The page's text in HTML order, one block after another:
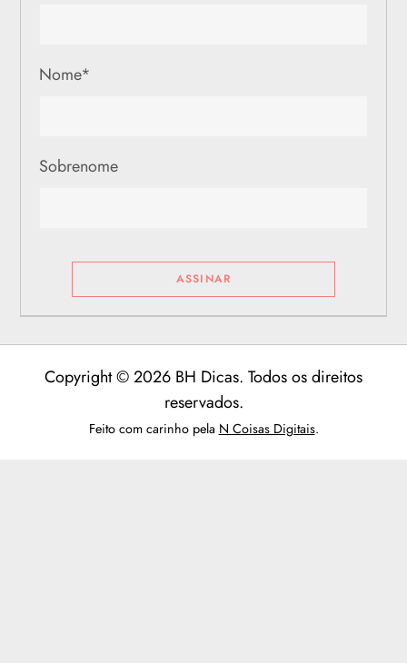
Nome*
Sobrenome
Copyright © 2026 BH Dicas. Todos os direitos
reservados.
Feito com carinho pela N Coisas Digitais.